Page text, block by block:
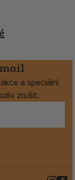
a speciální
zrušit.